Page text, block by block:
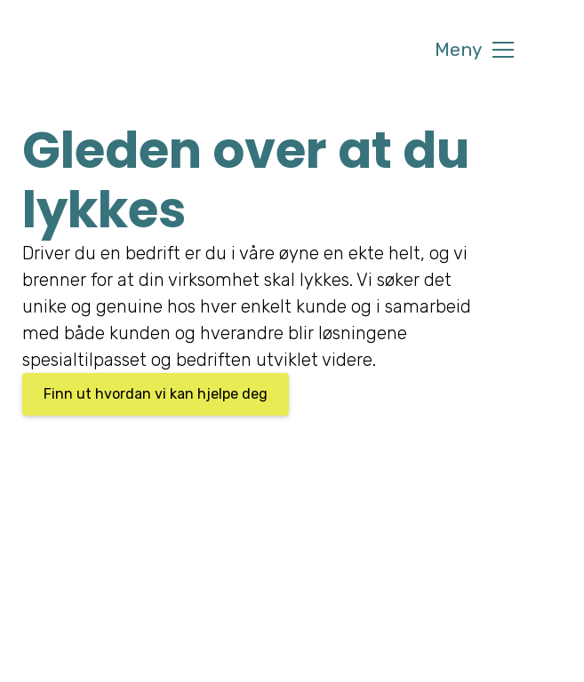
Meny
Gleden over at du
lykkes
Driver du en bedrift er du i våre øyne en ekte helt, og vi
brenner for at din virksomhet skal lykkes. Vi søker det
unike og genuine hos hver enkelt kunde og i samarbeid
med både kunden og hverandre blir løsningene
spesialtilpasset og bedriften utviklet videre.
Finn ut hvordan vi kan hjelpe deg